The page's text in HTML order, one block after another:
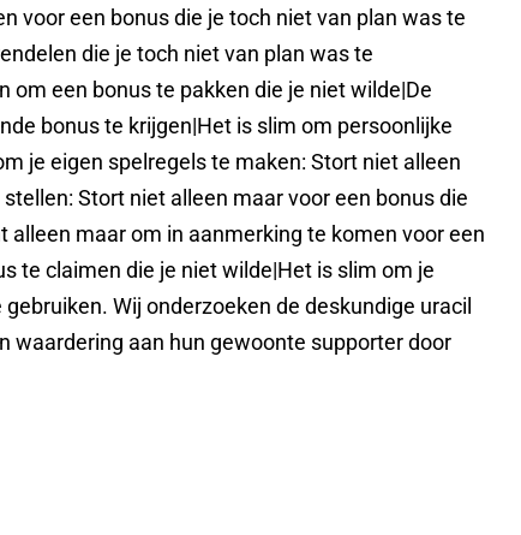
voor een bonus die je toch niet van plan was te
die je toch niet van plan was te
een ​​bonus te pakken die je niet wilde|De
bonus te krijgen|Het is slim om persoonlijke
je eigen spelregels te maken: Stort niet alleen
Stort niet alleen maar voor een bonus die
maar om in aanmerking te komen voor een
te claimen die je niet wilde|Het is slim om je
Wij onderzoeken de deskundige uracil
waardering aan hun gewoonte supporter door